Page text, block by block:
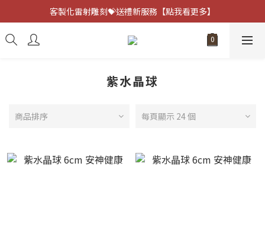
客製化雷射雕刻💝送禮新服務【點我看更多】
客製化雷射雕刻💝送禮新服務【點我看更多】
避邪防小人⚡指定黑曜石 任選兩件75折
紫水晶球
商品排序 每頁顯示 24 個